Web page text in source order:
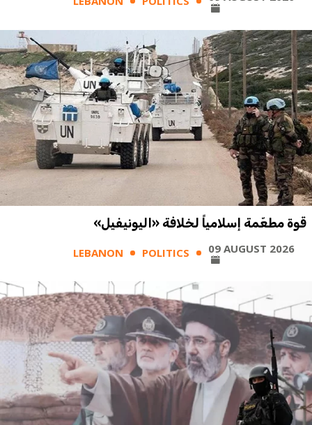
قوة مطعّمة إسلامياً لخلافة «اليونيفيل»
LEBANON POLITICS 09 AUGUST 2026